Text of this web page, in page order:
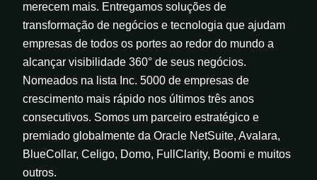
merecem mais. Entregamos soluções de
transformação de negócios e tecnologia que ajudam
empresas de todos os portes ao redor do mundo a
alcançar visibilidade 360° de seus negócios.
Nomeados na lista Inc. 5000 de empresas de
crescimento mais rápido nos últimos três anos
consecutivos. Somos um parceiro estratégico e
premiado globalmente da Oracle NetSuite, Avalara,
BlueCollar, Celigo, Domo, FullClarity, Boomi e muitos
outros.